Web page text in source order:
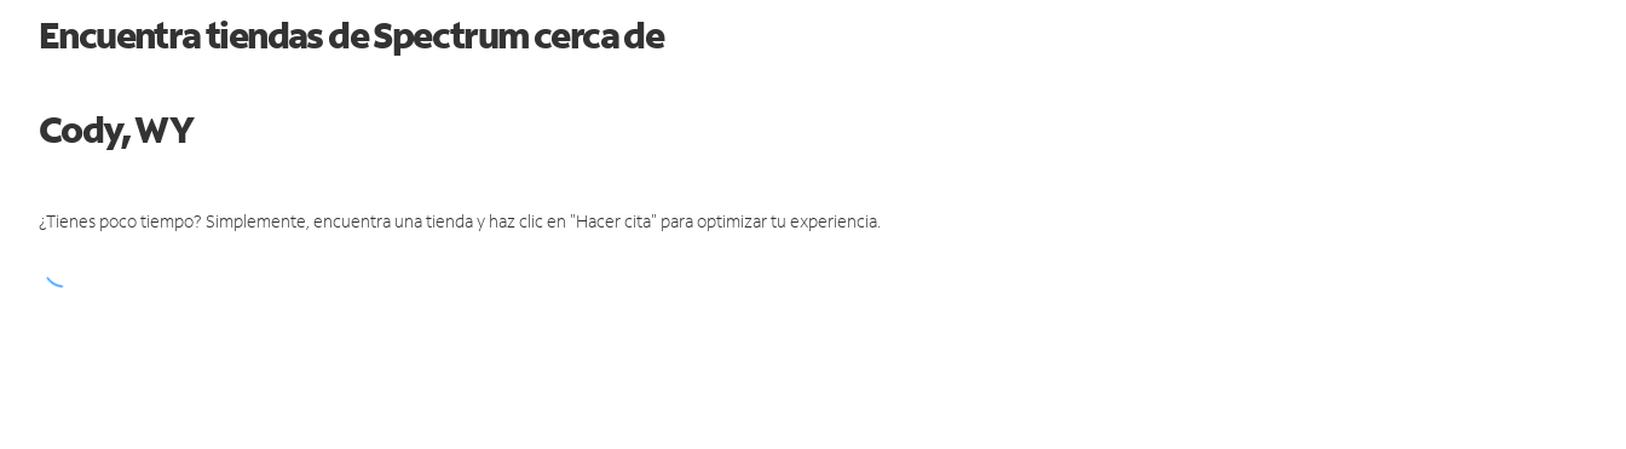
Encuentra tiendas de Spectrum cerca de
Cody, WY
¿Tienes poco tiempo? Simplemente, encuentra una tienda y haz clic en "Hacer cita" para optimizar tu experiencia.